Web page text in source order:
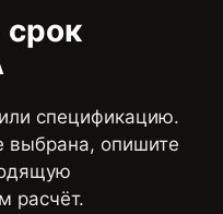
срок
спецификацию.
выбрана, опишите
расчёт.